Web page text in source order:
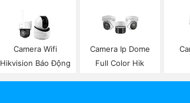
Camera Wifi
Hikvision Báo Động
Camera Ip Dome
Full Color Hik